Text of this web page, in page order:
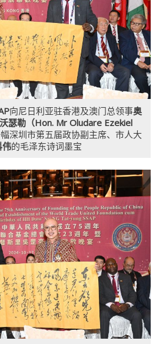
向尼日利亚驻香港及澳门总领事奥
沃瑟勒（Hon. Mr Oludare Ezekiel
深圳市第五届政协副主席、市人大
伟的毛泽东诗词墨宝